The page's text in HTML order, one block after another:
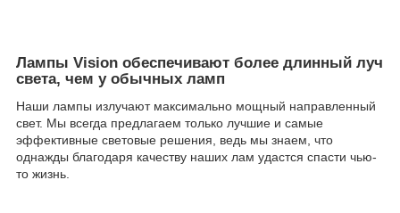
Лампы Vision обеспечивают более длинный луч
света, чем у обычных ламп
Наши лампы излучают максимально мощный направленный
свет. Мы всегда предлагаем только лучшие и самые
эффективные световые решения, ведь мы знаем, что
однажды благодаря качеству наших лам удастся спасти чью-
то жизнь.